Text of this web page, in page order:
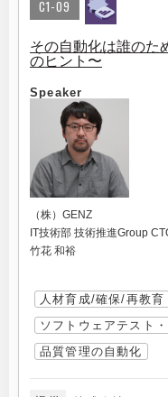
C1-09
その自動化は誰のた
のヒント〜
Speaker
（株）GENZ
IT技術部 技術推進Group
竹花 和裕
人材育成/確保/再教育
ソフトウェアテスト
品質管理の自動化